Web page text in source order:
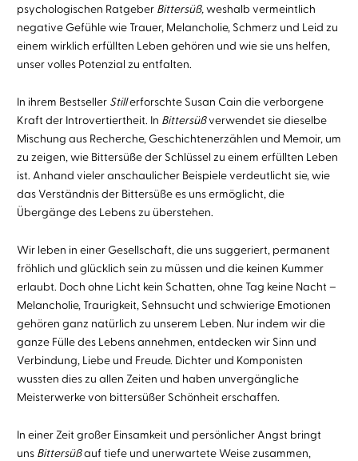
psychologischen RatgeberBittersüß, weshalb vermeintlich
negative Gefühle wie Trauer, Melancholie, Schmerz und Leid zu
einem wirklich erfüllten Leben gehören und wie sie uns helfen,
unser volles Potenzial zu entfalten.
In ihrem Bestseller Stillerforschte Susan Cain die verborgene
Kraft der Introvertiertheit. In Bittersüßverwendet sie dieselbe
Mischung aus Recherche, Geschichtenerzählen und Memoir, um
zu zeigen, wie Bittersüße der Schlüssel zu einem erfüllten Leben
ist. Anhand vieler anschaulicher Beispiele verdeutlicht sie, wie
das Verständnis der Bittersüße es uns ermöglicht, die
Übergänge des Lebens zu überstehen.
Wir leben in einer Gesellschaft, die uns suggeriert, permanent
fröhlich und glücklich sein zu müssen und die keinen Kummer
erlaubt. Doch ohne Licht kein Schatten, ohne Tag keine Nacht –
Melancholie, Traurigkeit, Sehnsucht und schwierige Emotionen
gehören ganz natürlich zu unserem Leben. Nur indem wir die
ganze Fülle des Lebens annehmen, entdecken wir Sinn und
Verbindung, Liebe und Freude. Dichter und Komponisten
wussten dies zu allen Zeiten und haben unvergängliche
Meisterwerke von bittersüßer Schönheit erschaffen.
In einer Zeit großer Einsamkeit und persönlicher Angst bringt
uns Bittersüßauf tiefe und unerwartete Weise zusammen,